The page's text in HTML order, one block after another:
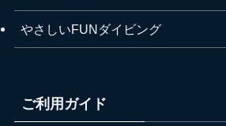
やさしいFUNダイビング
ご利用ガイド